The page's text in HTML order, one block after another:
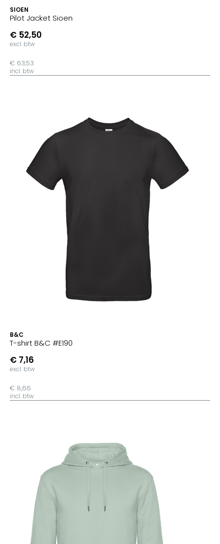
SIOEN
Pilot Jacket Sioen
€ 52,50
excl. btw
€ 63,53
incl. btw
B&C
T-shirt B&C #E190
€ 7,16
excl. btw
€ 8,66
incl. btw